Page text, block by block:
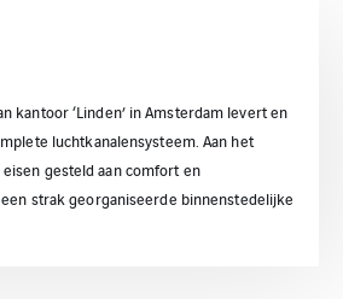
kantoor ‘Linden’ in Amsterdam levert en
luchtkanalensysteem. Aan het
gesteld aan comfort en
strak georganiseerde binnenstedelijke